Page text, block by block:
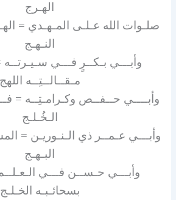
الهـرج
صلـوات الله عـلـى المـهـدي =
النـهـج
وأبـــي بـكــرٍ فـــي
مـقــالــتِــه اللهج
وأبــــي حــفــص وكـرامـتِــه =
الـخُـلـج
وأبـــي عـمــر ذي الـنـوريـن =
البـهـج
وأبـــي حـســن فـــي
بسحائـبـه الخـلـج